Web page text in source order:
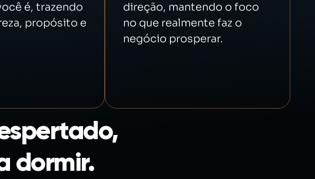
é, trazendo
propósito e
direção, mantendo o foco
no que realmente faz o
negócio prosperar.
dormir.